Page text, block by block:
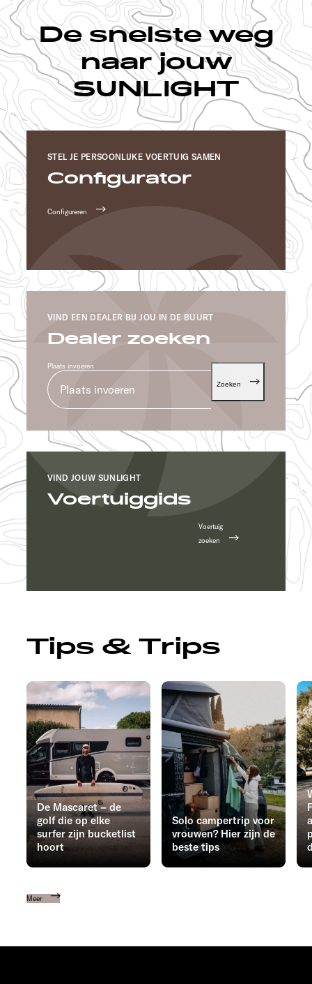
De snelste weg
naar jouw
SUNLIGHT
STEL JE PERSOONLIJKE VOERTUIG SAMEN
Configurator
Configureren
VIND EEN DEALER BIJ JOU IN DE BUURT
Dealer zoeken
Plaats invoeren
Zoeken
VIND JOUW SUNLIGHT
Voertuiggids
Voertuig
zoeken
Tips & Trips
De Mascaret – de
golf die op elke
surfer zijn bucketlist
hoort
Solo campertrip voor
vrouwen? Hier zijn de
beste tips
Meer